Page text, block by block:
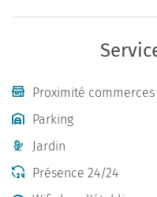
Proximité commerces
Parking
Jardin
Présence 24/24